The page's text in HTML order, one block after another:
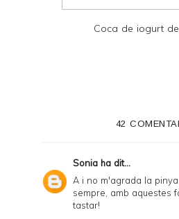
Coca de iogurt
42
Sonia ha dit...
A i no m'agrada la
sempre, amb aquestes
tastar!